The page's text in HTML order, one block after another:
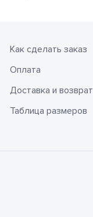
Как сделать заказ
Оплата
Доставка и возврат
Таблица размеров